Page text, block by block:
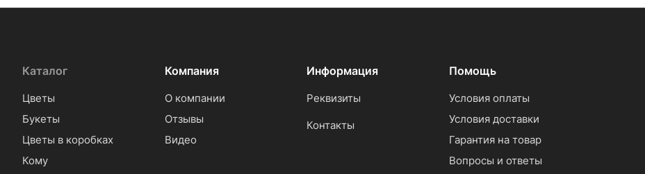
Каталог
Цветы
Букеты
Цветы в коробках
Кому
Компания
О компании
Отзывы
Видео
Информация
Реквизиты
Контакты
Помощь
Условия оплаты
Условия доставки
Гарантия на товар
Вопросы и ответы